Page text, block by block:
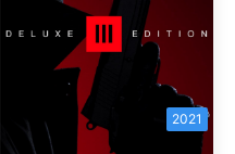
2021